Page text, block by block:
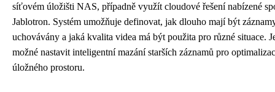
síťovém úložišti NAS, případně využít cloudové řešení nabízené
Jablotron. Systém umožňuje definovat, jak dlouho mají být
uchovávány a jaká kvalita videa má být použita pro různé situace.
možné nastavit inteligentní mazání starších záznamů pro
úložného prostoru.